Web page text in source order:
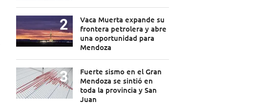
Vaca Muerta expande su
frontera petrolera y abre
una oportunidad para
Mendoza
Fuerte sismo en el Gran
Mendoza se sintió en
toda la provincia y San
Juan